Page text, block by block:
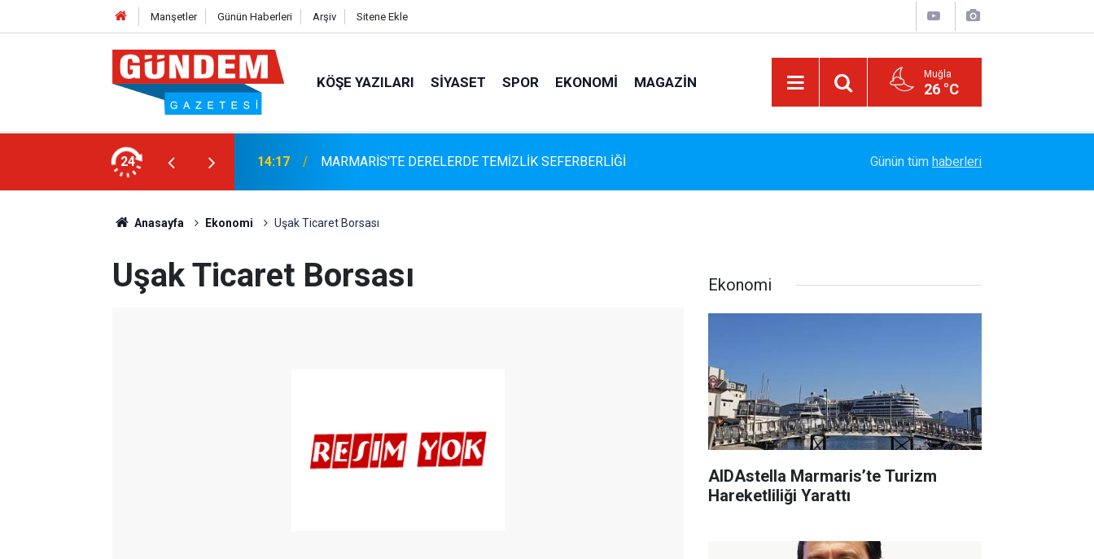
Manşetler Günün Haberleri Arşiv Sitene Ekle
KÖŞE YAZILARI SIYASET SPOR EKONOMI MAGAZIN Muğla
26 °C
24
9 Bin 500 Yolcu ve Mürettebat
14:17 MARMARİS'TE DERELERDE TEMİZLİK SEFERBERLİĞİ Bayram Arıcı: "Biz Bir Aileyiz" Anlayışıyla 12
Günün tüm haberleri
Anasayfa Ekonomi Uşak Ticaret Borsası
Uşak Ticaret Borsası Ekonomi
AIDAstella Marmaris’te Turizm
Hareketliliği Yarattı